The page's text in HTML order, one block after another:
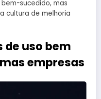
sucedido, mas
cultura de melhoria
de uso bem
empresas